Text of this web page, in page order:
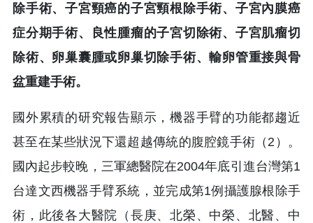
除手術、子宮頸癌的子宮頸根除手術、子宮內膜癌
症分期手術、良性腫瘤的子宮切除術、子宮肌瘤切
除術、卵巢囊腫或卵巢切除手術、輸卵管重接與骨
盆重建手術。
國外累積的研究報告顯示，機器手臂的功能都趨近
甚至在某些狀況下還超越傳統的腹腔鏡手術（2）。
國內起步較晚，三軍總醫院在2004年底引進台灣第1
台達文西機器手臂系統，並完成第1例攝護腺根除手
術，此後各大醫院（長庚、北榮、中榮、北醫、中